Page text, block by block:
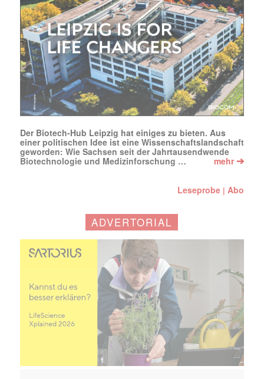
Der Biotech-Hub Leipzig hat einiges zu bieten. Aus
einer politischen Idee ist eine Wissenschaftslandschaft
geworden: Wie Sachsen seit der Jahrtausendwende
Biotechnologie und Medizinforschung …
mehr➔
Leseprobe |Abo
ADVERTORIAL